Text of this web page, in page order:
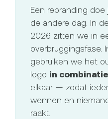
Een rebranding
de andere dag. In
2026 zitten we in
overbruggingsfase.
gebruiken we het
logo in combinatie
elkaar — zodat
wennen en
raakt.